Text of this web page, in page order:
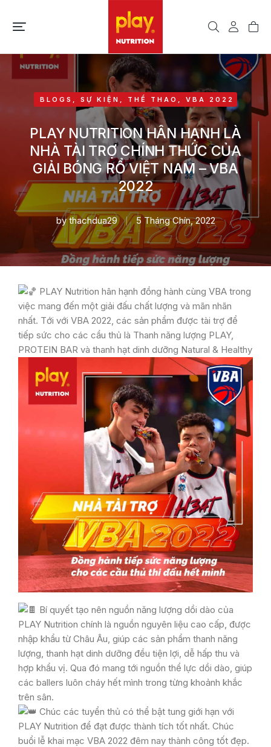
BLOGS , SỰ KIỆN , THỂ THAO , VBA 2022
PLAY NUTRITION HÂN HẠNH LÀ
NHÀ TÀI TRỢ CHÍNH THỨC CỦA
GIẢI BÓNG RỔ VIỆT NAM – VBA
2022
bythachdua29 5 Tháng Chín, 2022
PLAY Nutrition hân hạnh đồng hành cùng VBA trong
việc mang đến một giải đấu chất lượng và mãn nhãn
nhất. Tới với VBA 2022, các sản phẩm được tài trợ để
tiếp sức cho các cầu thủ là Thanh năng lượng PLAY,
PROTEIN BAR và thanh hạt dinh dưỡng Natural & Healthy
Bí quyết tạo nên nguồn năng lượng dồi dào của
PLAY Nutrition chính là nguồn nguyên liệu cao cấp, được
nhập khẩu từ Châu Âu, giúp các sản phẩm thanh năng
lượng, thanh hạt dinh dưỡng đều tiện lợi, dễ hấp thu và
hợp khẩu vị. Qua đó mang tới nguồn thể lực dồi dào, giúp
các ballers luôn cháy hết mình trong từng khoảnh khắc
trên sân.
Chúc các tuyển thủ có thể bật tung giới hạn với
PLAY Nutrition để đạt được thành tích tốt nhất. Chúc
buổi lễ khai mạc VBA 2022 đêm nay thành công tốt đẹp.